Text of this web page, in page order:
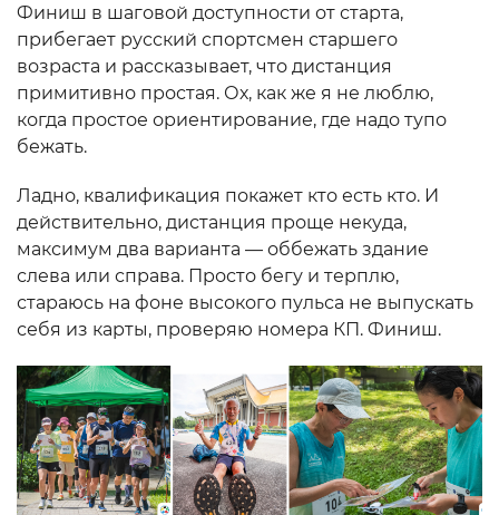
Финиш в шаговой доступности от старта,
прибегает русский спортсмен старшего
возраста и рассказывает, что дистанция
примитивно простая. Ох, как же я не люблю,
когда простое ориентирование, где надо тупо
бежать.
Ладно, квалификация покажет кто есть кто. И
действительно, дистанция проще некуда,
максимум два варианта — оббежать здание
слева или справа. Просто бегу и терплю,
стараюсь на фоне высокого пульса не выпускать
себя из карты, проверяю номера КП. Финиш.